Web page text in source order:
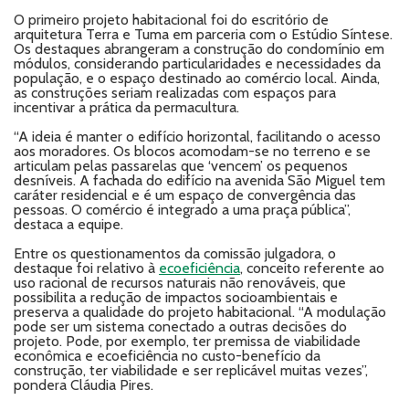
O primeiro projeto habitacional foi do escritório de
arquitetura Terra e Tuma em parceria com o Estúdio Síntese.
Os destaques abrangeram a construção do condomínio em
módulos, considerando particularidades e necessidades da
população, e o espaço destinado ao comércio local. Ainda,
as construções seriam realizadas com espaços para
incentivar a prática da permacultura.
“A ideia é manter o edifício horizontal, facilitando o acesso
aos moradores. Os blocos acomodam-se no terreno e se
articulam pelas passarelas que ‘vencem’ os pequenos
desníveis. A fachada do edifício na avenida São Miguel tem
caráter residencial e é um espaço de convergência das
pessoas. O comércio é integrado a uma praça pública”,
destaca a equipe.
Entre os questionamentos da comissão julgadora, o
destaque foi relativo à ecoeficiência, conceito referente ao
uso racional de recursos naturais não renováveis, que
possibilita a redução de impactos socioambientais e
preserva a qualidade do projeto habitacional. “A modulação
pode ser um sistema conectado a outras decisões do
projeto. Pode, por exemplo, ter premissa de viabilidade
econômica e ecoeficiência no custo-benefício da
construção, ter viabilidade e ser replicável muitas vezes”,
pondera Cláudia Pires.